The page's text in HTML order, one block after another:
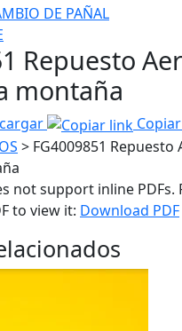
DE PAÑAL
Repuesto
montaña
> FG4009851 Repuesto
not support inline PDFs.
to view it: Download PDF